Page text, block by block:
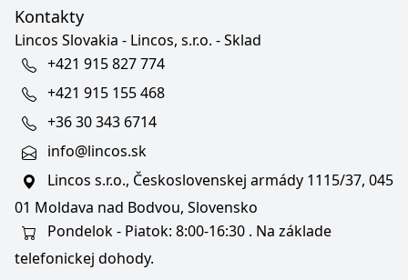
Kontakty
Lincos Slovakia - Lincos, s.r.o. - Sklad
+421 915 827 774
+421 915 155 468
+36 30 343 6714
info@lincos.sk
Lincos s.r.o., Československej armády 1115/37, 045
01 Moldava nad Bodvou, Slovensko
Pondelok - Piatok: 8:00-16:30 . Na základe
telefonickej dohody.